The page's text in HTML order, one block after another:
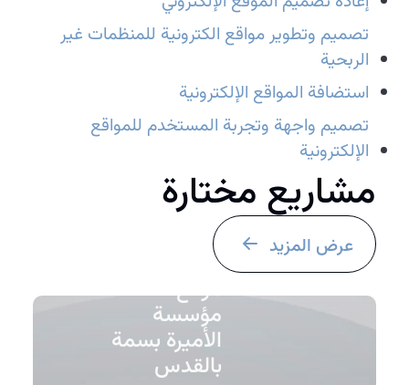
تصميم وتطوير مواقع الكترونية للمنظمات غير
الربحية
استضافة المواقع الإلكترونية
تصميم واجهة وتجربة المستخدم للمواقع
الإلكترونية
مشاريع مختارة
عرض المزيد
موقع
مؤسسة
الأميرة بسمة
بالقدس